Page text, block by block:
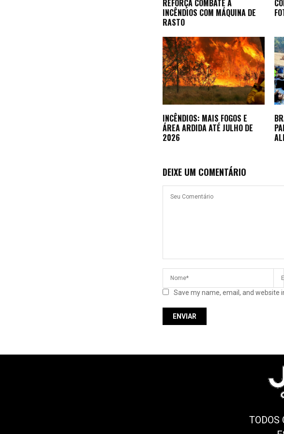
REFORÇA COMBATE A
INCÊNDIOS COM MÁQUINA DE
RASTO
INCÊNDIOS: MAIS FOGOS E
ÁREA ARDIDA ATÉ JULHO DE
2026
DEIXE UM COMENTÁRIO
Save my name, email, and website
TODOS